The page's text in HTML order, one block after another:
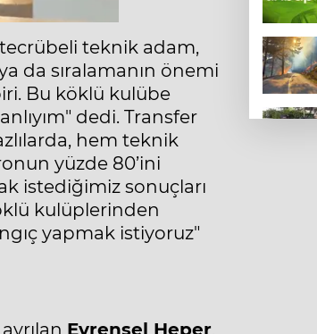
teknik adam,
da sıralamanın önemi
Bu köklü kulübe
dedi. Transfer
hem teknik
yüzde 80’ini
istediğimiz sonuçları
kulüplerinden
yapmak istiyoruz"